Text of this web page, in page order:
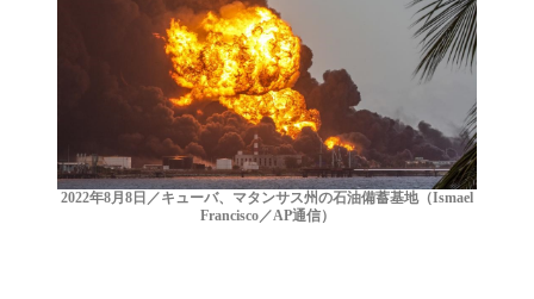
2022年8月8日／キューバ、マタンサス州の石油備蓄基地（Ismael
Francisco／AP通信）